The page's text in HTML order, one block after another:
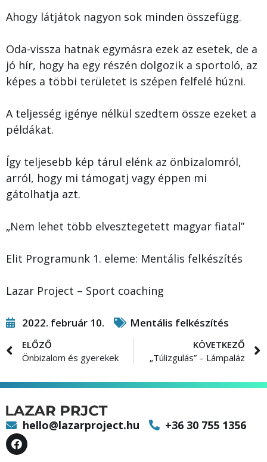
Ahogy látjátok nagyon sok minden összefügg.
Oda-vissza hatnak egymásra ezek az esetek, de a
jó hír, hogy ha egy részén dolgozik a sportoló, az
képes a többi területet is szépen felfelé húzni.
A teljesség igénye nélkül szedtem össze ezeket a
példákat.
Így teljesebb kép tárul elénk az önbizalomról,
arról, hogy mi támogatj vagy éppen mi
gátolhatja azt.
„Nem lehet több elvesztegetett magyar fiatal”
Elit Programunk 1. eleme: Mentális felkészítés
Lazar Project – Sport coaching
2022. február 10. Mentális felkészítés
ELŐZŐ
Önbizalom és gyerekek
KÖVETKEZŐ
„Túlizgulás” – Lámpaláz
hello@lazarproject.hu +36 30 755 1356